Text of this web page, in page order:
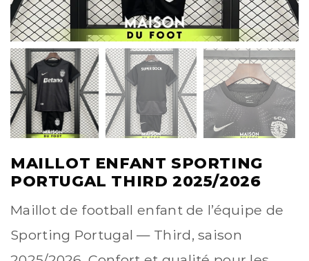
MAILLOT ENFANT SPORTING
PORTUGAL THIRD 2025/2026
Maillot de football enfant de l’équipe de
Sporting Portugal — Third, saison